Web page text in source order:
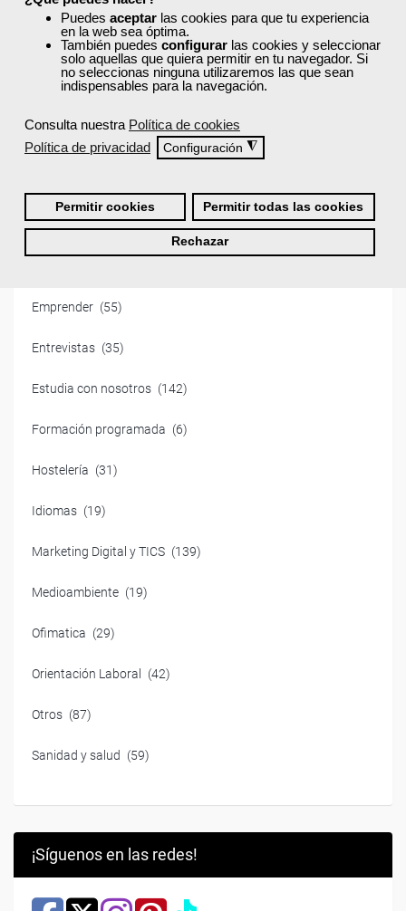
Puedes aceptar las cookies para que tu experiencia
en la web sea óptima.
También puedes configurar las cookies y seleccionar
solo aquellas que quiera permitir en tu navegador. Si
no seleccionas ninguna utilizaremos las que sean
indispensables para la navegación.
Consulta nuestra Política de cookies
Política de privacidad
Configuración ◮
Permitir cookies Permitir todas las cookies
Rechazar
Filtra por categoría:
Administración (32)
Educación (85)
Emprender (55)
Entrevistas (35)
Estudia con nosotros (142)
Formación programada (6)
Hostelería (31)
Idiomas (19)
Marketing Digital y TICS (139)
Medioambiente (19)
Ofimatica (29)
Orientación Laboral (42)
Otros (87)
Sanidad y salud (59)
¡Síguenos en las redes!